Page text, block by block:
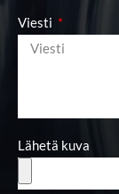
Viesti
Lähetä kuva